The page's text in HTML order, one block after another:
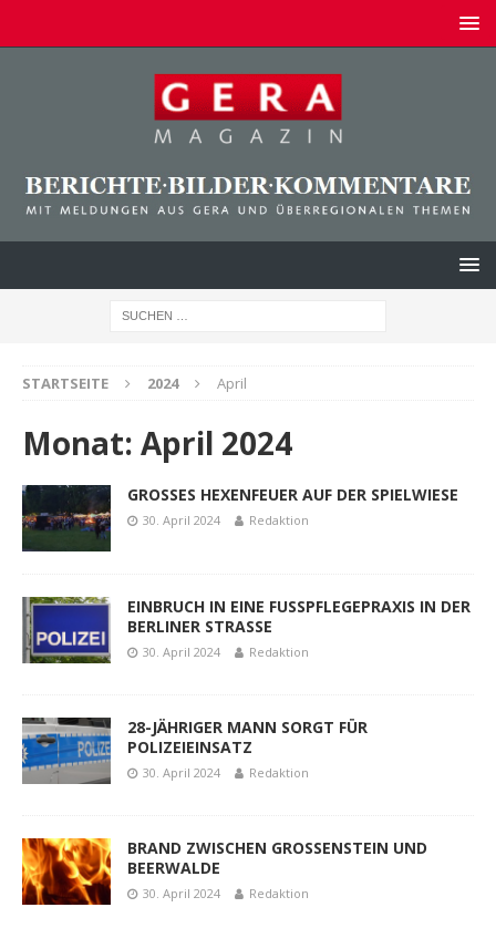
STARTSEITE 2024 April
Monat: April 2024
GROSSES HEXENFEUER AUF DER SPIELWIESE
30. April 2024 Redaktion
EINBRUCH IN EINE FUSSPFLEGEPRAXIS IN DER
BERLINER STRASSE
30. April 2024 Redaktion
28-JÄHRIGER MANN SORGT FÜR
POLIZEIEINSATZ
30. April 2024 Redaktion
BRAND ZWISCHEN GROSSENSTEIN UND
BEERWALDE
30. April 2024 Redaktion